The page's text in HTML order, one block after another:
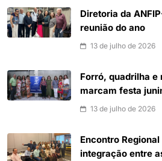
Diretoria da
reunião do ano
13 de julho de 2026
Forró, quadrilha
marcam festa
13 de julho de 2026
Encontro
integração entre